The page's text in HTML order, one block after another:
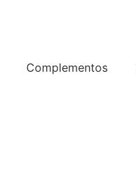
Complementos